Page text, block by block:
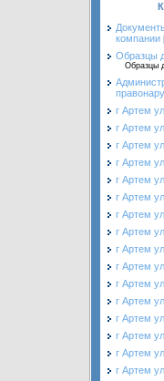
компании
Образцы
Образцы
г Артем
г Артем
г Артем
г Артем
г Артем
г Артем
г Артем
г Артем
г Артем
г Артем
г Артем
г Артем
г Артем
г Артем
г Артем
г Артем